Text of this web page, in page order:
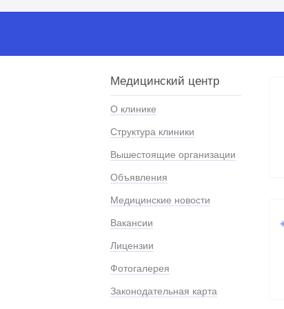
Медицинский центр
О клинике
Структура клиники
Вышестоящие организации
Объявления
Медицинские новости
Вакансии
Лицензии
Фотогалерея
Законодательная карта